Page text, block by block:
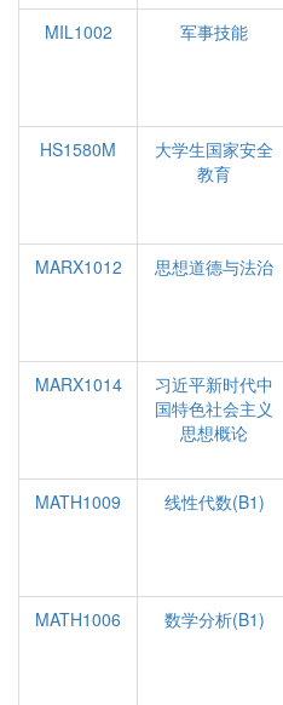
MIL1002
军事技能
HS1580M
大学生国家安全
教育
MARX1012
思想道德与法治
MARX1014
习近平新时代中
国特色社会主义
思想概论
MATH1009
线性代数(B1)
MATH1006
数学分析(B1)